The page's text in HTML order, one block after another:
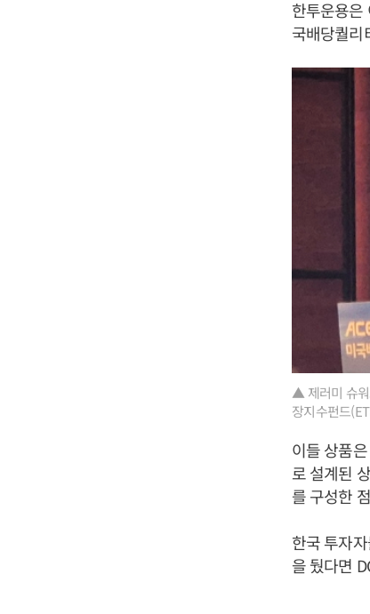
한투운용
국배당퀄리
▲ 제러미 슈워
장지수펀드
이들 상품
로 설계된
를 구성한
한국 투자
을 뒀다면